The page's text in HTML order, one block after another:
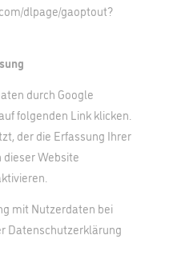
dlpage/gaoptout?
durch Google
folgenden Link klicken.
der die Erfassung Ihrer
Website
mit Nutzerdaten bei
Datenschutzerklärung